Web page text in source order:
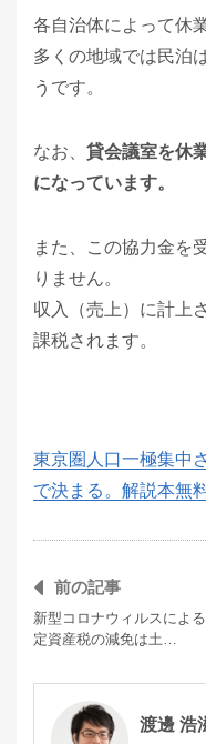
各自治体によって休
多くの地域では民泊
うです。
なお、 貸会議室を休
になっています。
また、この協力金を
りません。
収入（売上）に計上
課税されます。
東京圏人口一極集中
で決まる。解説本無
前の記事
新型コロナウィルスによ
定資産税の減免は土…
渡邊 浩